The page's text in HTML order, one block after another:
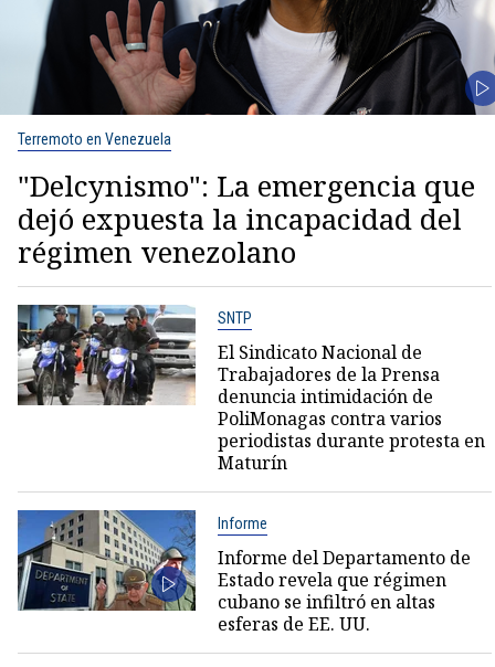
Terremoto en Venezuela
"Delcynismo": La emergencia que
dejó expuesta la incapacidad del
régimen venezolano
SNTP
El Sindicato Nacional de
Trabajadores de la Prensa
denuncia intimidación de
PoliMonagas contra varios
periodistas durante protesta en
Maturín
Informe
Informe del Departamento de
Estado revela que régimen
cubano se infiltró en altas
esferas de EE. UU.